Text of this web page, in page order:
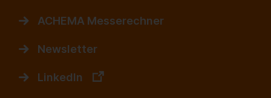
ACHEMA Messerechner
Newsletter
LinkedIn